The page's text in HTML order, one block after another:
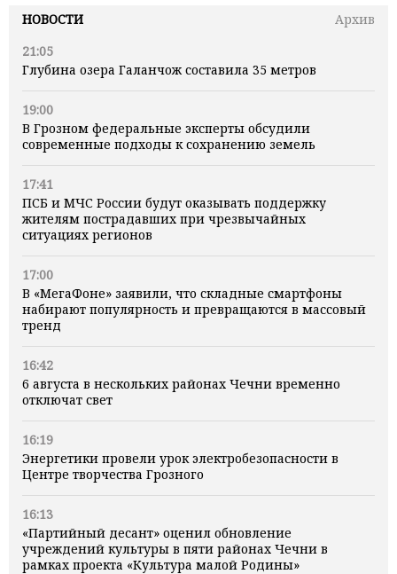
НОВОСТИ
Архив
21:05
Глубина озера Галанчож составила 35 метров
19:00
В Грозном федеральные эксперты обсудили
современные подходы к сохранению земель
17:41
ПСБ и МЧС России будут оказывать поддержку
жителям пострадавших при чрезвычайных
ситуациях регионов
17:00
В «МегаФоне» заявили, что складные смартфоны
набирают популярность и превращаются в массовый
тренд
16:42
6 августа в нескольких районах Чечни временно
отключат свет
16:19
Энергетики провели урок электробезопасности в
Центре творчества Грозного
16:13
«Партийный десант» оценил обновление
учреждений культуры в пяти районах Чечни в
рамках проекта «Культура малой Родины»